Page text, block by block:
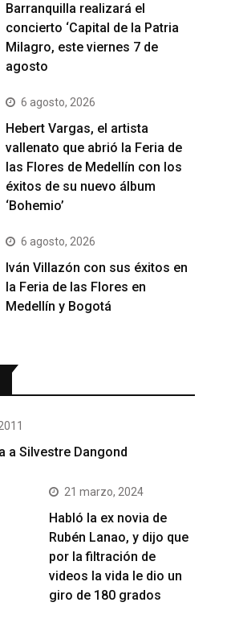
Barranquilla realizará el
concierto ‘Capital de la Patria
Milagro, este viernes 7 de
agosto
6 agosto, 2026
Hebert Vargas, el artista
vallenato que abrió la Feria de
las Flores de Medellín con los
éxitos de su nuevo álbum
‘Bohemio’
6 agosto, 2026
Iván Villazón con sus éxitos en
la Feria de las Flores en
Medellín y Bogotá
a Silvestre Dangond
21 marzo, 2024
Habló la ex novia de
Rubén Lanao, y dijo que
por la filtración de
videos la vida le dio un
giro de 180 grados